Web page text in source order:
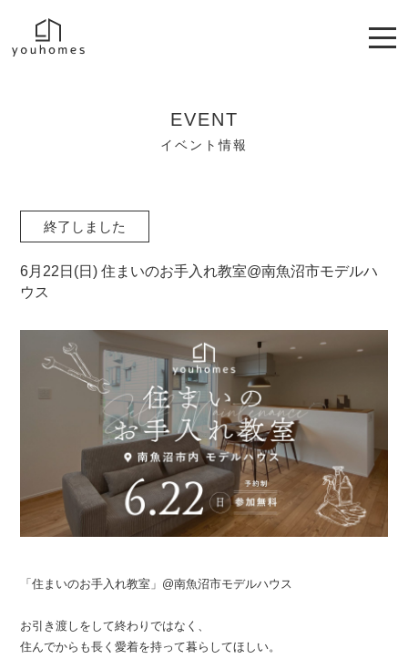
EVENT
イベント情報
終了しました
6月22日(日) 住まいのお手入れ教室@南魚沼市モデルハ
ウス
「住まいのお手入れ教室」@南魚沼市モデルハウス
お引き渡しをして終わりではなく、
住んでからも長く愛着を持って暮らしてほしい。